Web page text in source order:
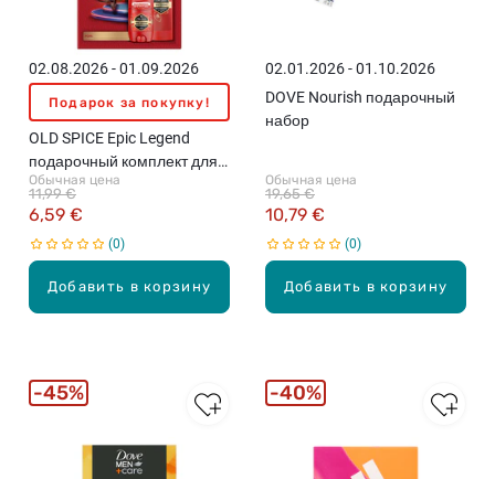
Добавить в корзину
02.08.2026 - 01.09.2026
Подарок за покупку!
OLD SPICE Epic Legend
подарочный комплект для
мужчин
Обычная цена
6,59 €
11,99 €
0
Добавить в корзину
02.01.2026 - 01.10.2026
DOVE Nourish подарочный
набор
Обычная цена
10,79 €
19,65 €
0
45% 40%